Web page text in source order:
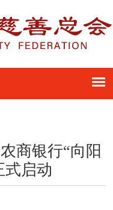
商银行“向阳
式启动